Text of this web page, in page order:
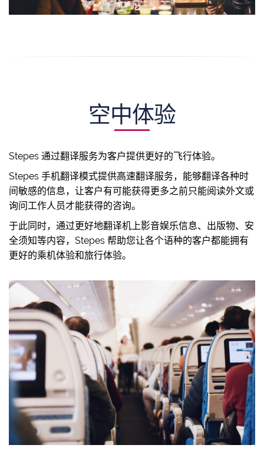
空中体验
Stepes 通过翻译服务为客户提供更好的飞行体验。
Stepes 手机翻译模式提供高速翻译服务，能够翻译各种时
间敏感的信息，让客户有可能获得更多之前只能阅读外文或
询问工作人员才能获得的咨询。
于此同时，通过更好地翻译机上影音娱乐信息、出版物、安
全须知等内容，Stepes 帮助您让各个语种的客户都能拥有
更好的乘机体验和旅行体验。